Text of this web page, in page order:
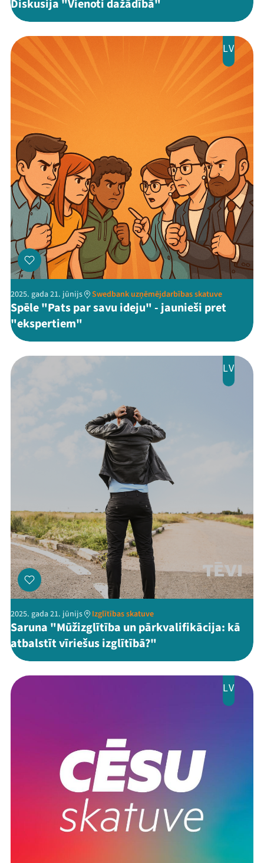
ThreadsFacebookYoutube
X Instagram
Flick TikTok
Diskusija "Vienoti dažādībā"
LV
2025. gada 21. jūnijs Swedbank uzņēmējdarbības skatuve
Spēle "Pats par savu ideju" - jaunieši pret
"ekspertiem"
LV
2025. gada 21. jūnijs Izglītības skatuve
Saruna "Mūžizglītība un pārkvalifikācija: kā
atbalstīt vīriešus izglītībā?"
LV